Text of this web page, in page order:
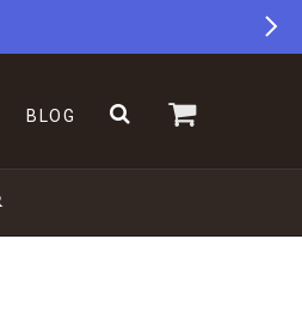
BLOG